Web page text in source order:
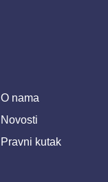
O nama
Novosti
Pravni kutak